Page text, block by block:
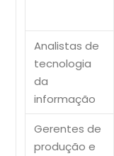
Analistas de
tecnologia
da
informação
Gerentes de
produção e